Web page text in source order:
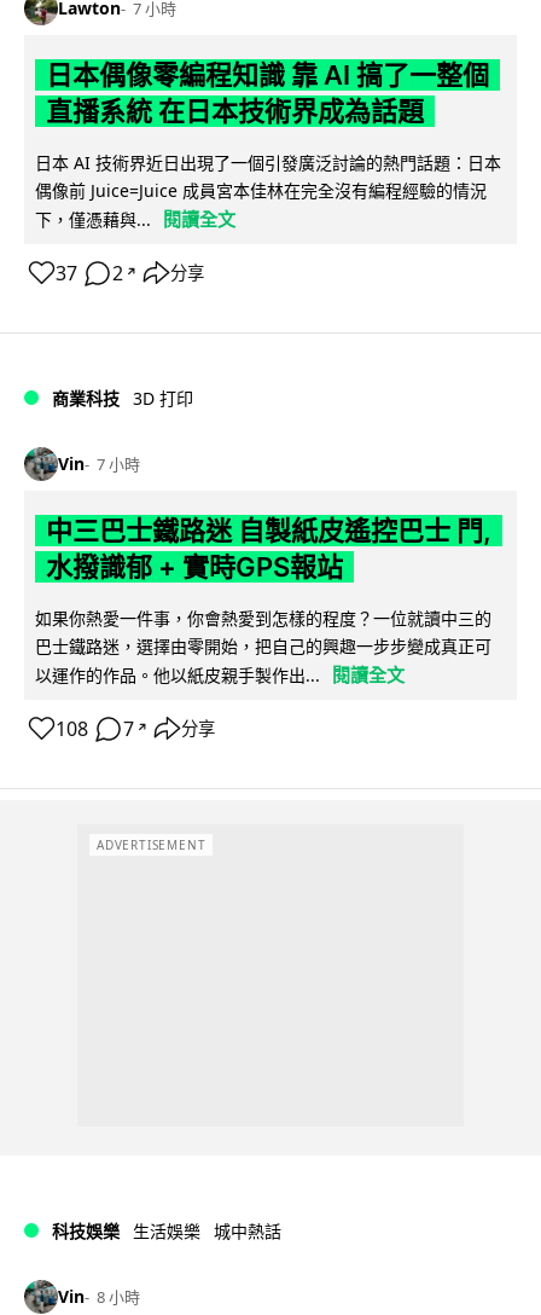
Lawton 7 小時
日本偶像零編程知識 靠 AI 搞了一整個
直播系統 在日本技術界成為話題
日本 AI 技術界近日出現了一個引發廣泛討論的熱門話題：日本
偶像前 Juice=Juice 成員宮本佳林在完全沒有編程經驗的情況
下，僅憑藉與...
閱讀全文
37 2 ↗ 分享
商業科技 3D 打印
Vin 7 小時
中三巴士鐵路迷 自製紙皮遙控巴士 門,
水撥識郁 + 實時GPS報站
如果你熱愛一件事，你會熱愛到怎樣的程度？一位就讀中三的
巴士鐵路迷，選擇由零開始，把自己的興趣一步步變成真正可
以運作的作品。他以紙皮親手製作出...
閱讀全文
108 7 ↗ 分享
ADVERTISEMENT
科技娛樂 生活娛樂 城中熱話
Vin 8 小時